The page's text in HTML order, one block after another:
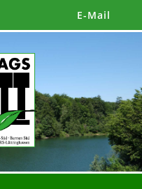
E-Mail